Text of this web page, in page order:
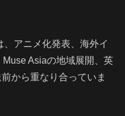
アニメ化発表、海外イ
Asiaの地域展開、英
から重なり合っていま